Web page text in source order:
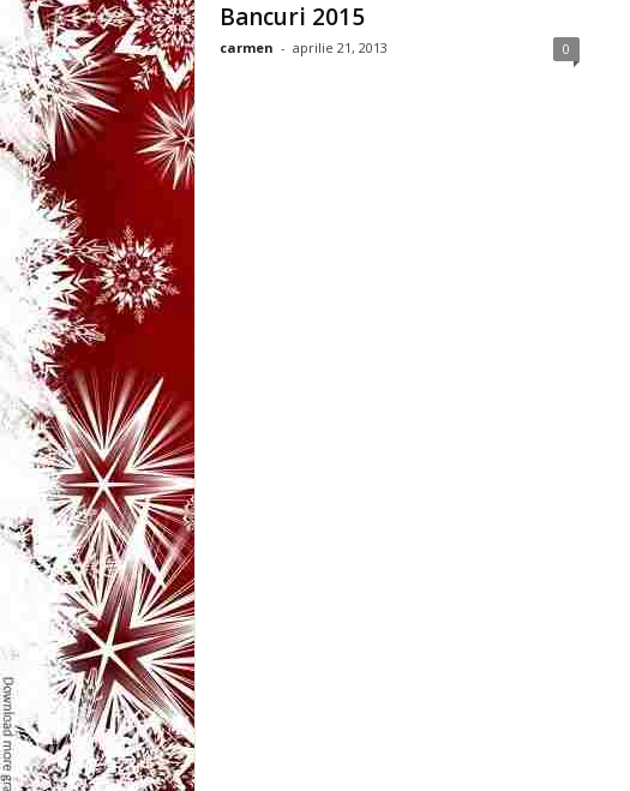
Bancuri 2015
carmen - aprilie 21, 2013 0